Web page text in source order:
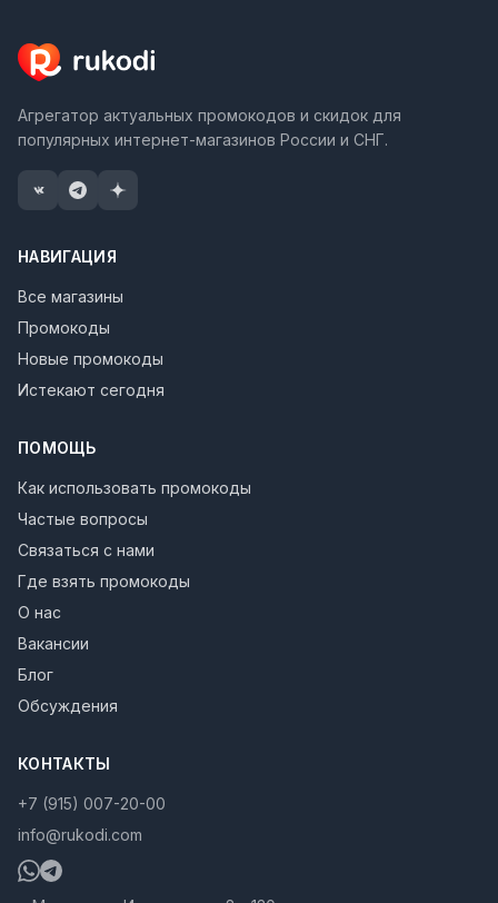
Агрегатор актуальных промокодов и скидок для
популярных интернет-магазинов России и СНГ.
НАВИГАЦИЯ
Все магазины
Промокоды
Новые промокоды
Истекают сегодня
ПОМОЩЬ
Как использовать промокоды
Частые вопросы
Связаться с нами
Где взять промокоды
О нас
Вакансии
Блог
Обсуждения
КОНТАКТЫ
+7 (915) 007-20-00
info@rukodi.com